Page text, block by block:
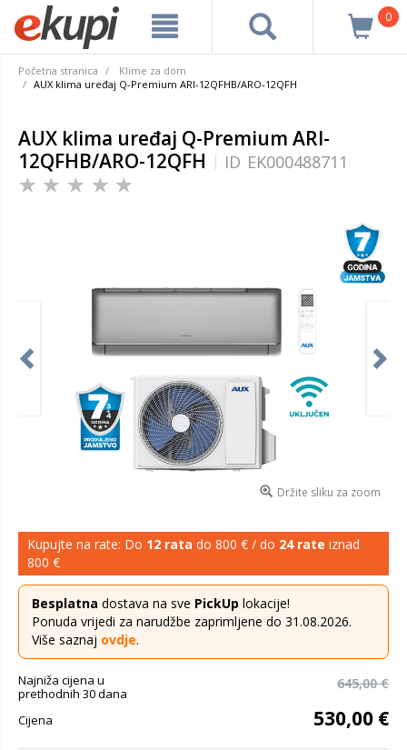
0
Početna stranica
Klime za dom
AUX klima uređaj Q-Premium ARI-12QFHB/ARO-12QFH
AUX klima uređaj Q-Premium ARI-
12QFHB/ARO-12QFH
ID EK000488711
Držite sliku za zoom
Kupujte na rate: Do 12 rata do 800 € / do 24 rate iznad
800 €
Besplatna dostava na sve PickUp lokacije!
Ponuda vrijedi za narudžbe zaprimljene do 31.08.2026.
Više saznaj ovdje.
Najniža cijena u
prethodnih 30 dana
645,00 €
Cijena 530,00 €